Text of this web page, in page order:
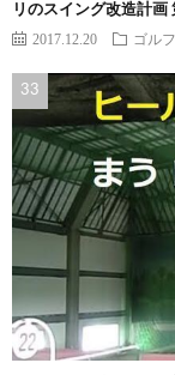
リのスイング改造計画
2017.12.20 ゴル